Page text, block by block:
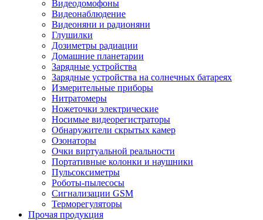
Видеодомофоны
Видеонаблюдение
Видеоняни и радионяни
Глушилки
Дозиметры радиации
Домашние планетарии
Зарядные устройства
Зарядные устройства на солнечных батареях
Измерительные приборы
Нитратомеры
Ножеточки электрические
Носимые видеорегистраторы
Обнаружители скрытых камер
Озонаторы
Очки виртуальной реальности
Портативные колонки и наушники
Пульсоксиметры
Роботы-пылесосы
Сигнализации GSM
Терморегуляторы
Прочая продукция